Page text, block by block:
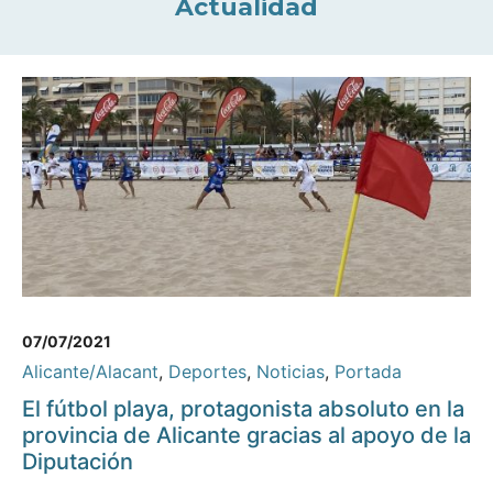
Actualidad
07/07/2021
Alicante/Alacant, Deportes, Noticias, Portada
El fútbol playa, protagonista absoluto en la
provincia de Alicante gracias al apoyo de la
Diputación